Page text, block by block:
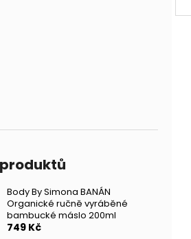
produktů
Body By Simona BANÁN
Organické ručně vyráběné
bambucké máslo 200ml
749 Kč